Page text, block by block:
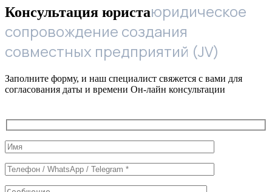
Консультация юристаюридическое
сопровождение создания
совместных предприятий (JV)
Заполните форму, и наш специалист свяжется с вами для
согласования даты и времени Он-лайн консультации
Служебные
поля
формы